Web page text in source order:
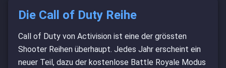
About
Impressum
Die Call of Duty Reihe
Call of Duty von Activision ist eine der grössten
Shooter Reihen überhaupt. Jedes Jahr erscheint ein
neuer Teil, dazu der kostenlose Battle Royale Modus